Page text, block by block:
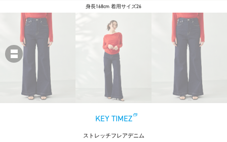
身長168cm 着用サイズ26
KEY TIMEZ
ストレッチフレアデニム